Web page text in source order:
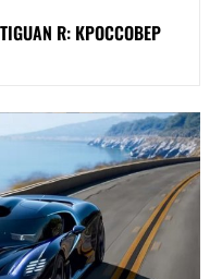
R: КРОССОВЕР